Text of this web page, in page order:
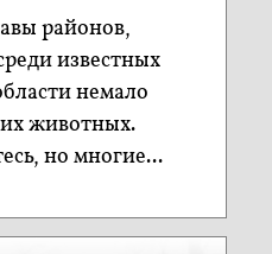
районов,
известных
немало
животных.
но многие...